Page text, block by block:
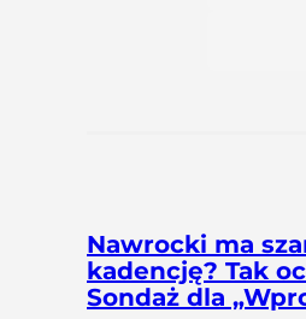
Nawrocki ma
kadencję? Tak
Sondaż dla